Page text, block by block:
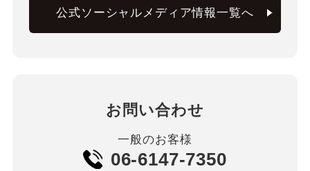
公式ソーシャルメディア情報一覧へ
お問い合わせ
一般のお客様
06-6147-7350